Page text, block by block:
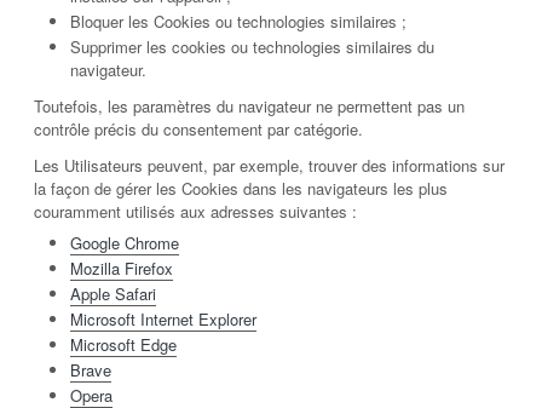
Bloquer les Cookies ou technologies similaires ;
Supprimer les cookies ou technologies similaires du
navigateur.
Toutefois, les paramètres du navigateur ne permettent pas un
contrôle précis du consentement par catégorie.
Les Utilisateurs peuvent, par exemple, trouver des informations sur
la façon de gérer les Cookies dans les navigateurs les plus
couramment utilisés aux adresses suivantes :
Google Chrome
Mozilla Firefox
Apple Safari
Microsoft Internet Explorer
Microsoft Edge
Brave
Opera